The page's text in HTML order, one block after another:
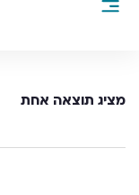
מציג תוצאה אחת